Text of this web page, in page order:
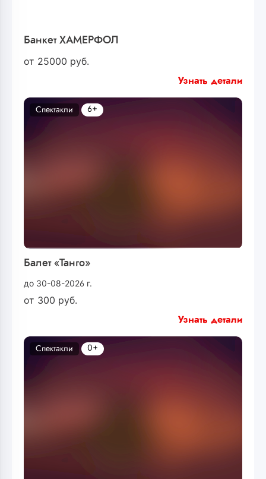
Банкет ХАМЕРФОЛ
от 25000 руб.
Узнать детали
Балет «Танго»
до 30-08-2026 г.
от 300 руб.
Спектакли 6+
Узнать детали
Спектакли 0+